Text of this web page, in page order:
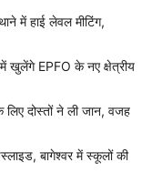
में हाई लेवल मीटिंग,
में खुलेंगे EPFO के नए क्षेत्रीय
दोस्तों ने ली जान, वजह
बागेश्वर में स्कूलों की